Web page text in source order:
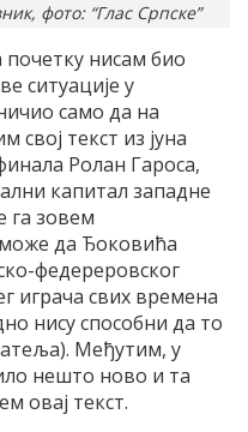
фото: “Глас Српске”
нисам био
ситуације у
само да на
текст из јуна
Ролан Гароса,
капитал западне
га зовем
да Ђоковића
федереровског
играча свих времена
нису способни да то
Међутим, у
нешто ново и та
овај текст.